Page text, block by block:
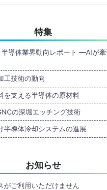
特集
導体業界動向レポート ―AIが
工技術の動向
を支える半導体の原材料
の深堀エッチング技術
半導体冷却システムの進展
お知らせ
がご利用いただけません